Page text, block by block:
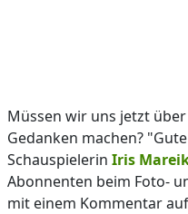
Müssen wir uns jetzt
Gedanken machen?
Schauspielerin Iris
Abonnenten beim Foto-
mit einem Kommentar